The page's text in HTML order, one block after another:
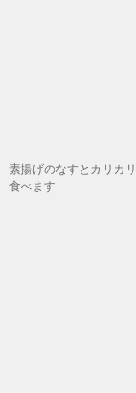
素揚げのなすとカリカ
食べます